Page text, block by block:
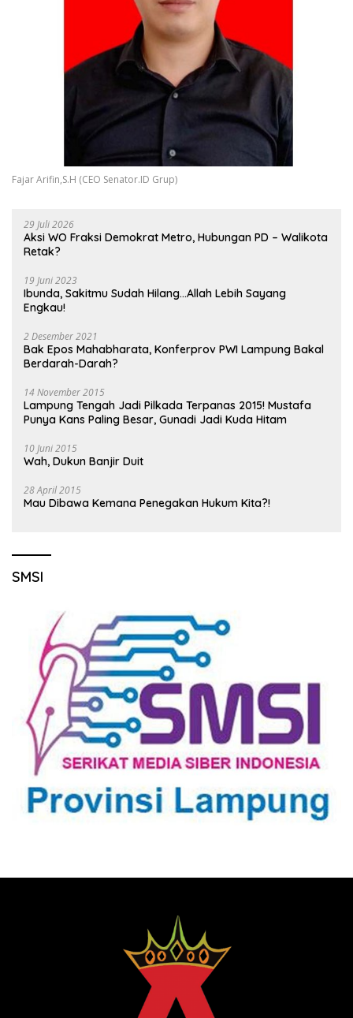
Fajar Arifin,S.H (CEO Senator.ID Grup)
29 Juli 2026
Aksi WO Fraksi Demokrat Metro, Hubungan PD – Walikota
Retak?
19 Juni 2023
Ibunda, Sakitmu Sudah Hilang…Allah Lebih Sayang
Engkau!
2 Desember 2021
Bak Epos Mahabharata, Konferprov PWI Lampung Bakal
Berdarah-Darah?
14 November 2015
Lampung Tengah Jadi Pilkada Terpanas 2015! Mustafa
Punya Kans Paling Besar, Gunadi Jadi Kuda Hitam
10 Juni 2015
Wah, Dukun Banjir Duit
28 April 2015
Mau Dibawa Kemana Penegakan Hukum Kita?!
SMSI